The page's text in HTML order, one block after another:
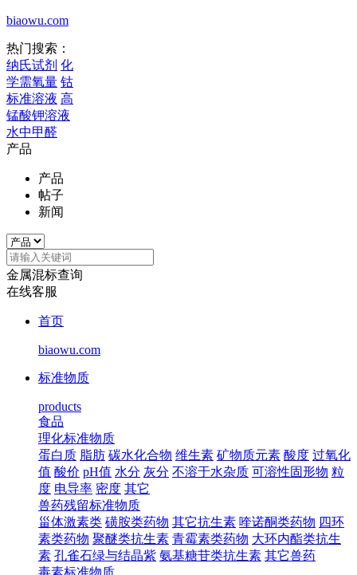
biaowu.com
热门搜索：
纳氏试剂 化
学需氧量 钴
标准溶液 高
锰酸钾溶液
水中甲醛
产品
产品
帖子
新闻
金属混标查询
在线客服
首页
biaowu.com
标准物质
products
食品
理化标准物质
蛋白质 脂肪 碳水化合物 维生素 矿物质元素 酸度 过氧化
值 酸价 pH值 水分 灰分 不溶于水杂质 可溶性固形物 粒
度 电导率 密度 其它
兽药残留标准物质
甾体激素类 磺胺类药物 其它抗生素 喹诺酮类药物 四环
素类药物 聚醚类抗生素 青霉素类药物 大环内酯类抗生
素 孔雀石绿与结晶紫 氨基糖苷类抗生素 其它兽药
毒素标准物质